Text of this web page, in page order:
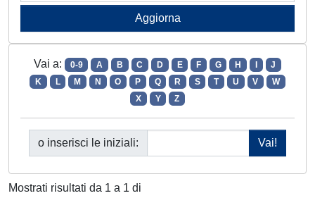
Vai a: 0-9 A B C D E F G H
J
K
L M N O P Q R S T U V
W
X
Y Z
o inserisci le iniziali:
Mostrati risultati da 1 a 1 di